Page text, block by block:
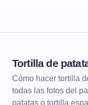
Tortilla de
Cómo hacer tortilla
todas las fotos del
patatas o tortilla